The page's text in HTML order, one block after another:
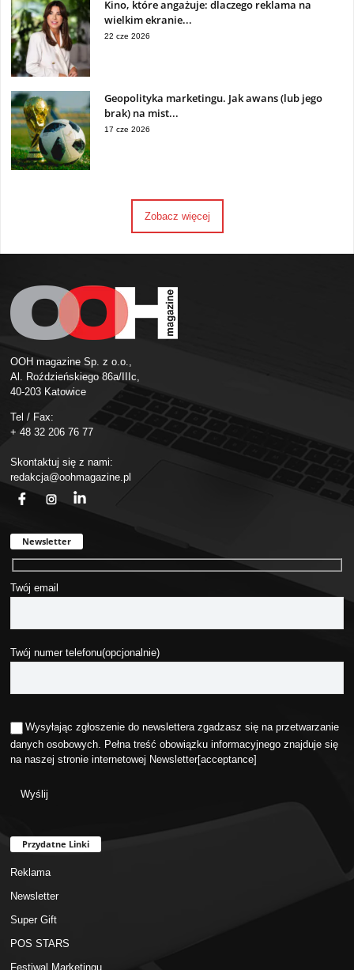
Kino, które angażuje: dlaczego reklama na
wielkim ekranie...
22 cze 2026
Geopolityka marketingu. Jak awans (lub jego
brak) na mist...
17 cze 2026
Zobacz więcej
OOH magazine Sp. z o.o.,
Al. Roździeńskiego 86a/IIIc,
40-203 Katowice
Tel / Fax:
+ 48 32 206 76 77
Skontaktuj się z nami:
redakcja@oohmagazine.pl
Newsletter
Twój email
Twój numer telefonu(opcjonalnie)
Wysyłając zgłoszenie do newslettera zgadzasz się na przetwarzanie
danych osobowych. Pełna treść obowiązku informacyjnego znajduje się
na naszej stronie internetowej Newsletter[acceptance]
Przydatne Linki
Reklama
Newsletter
Super Gift
POS STARS
Festiwal Marketingu